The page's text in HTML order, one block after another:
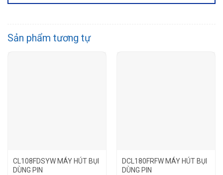
Sản phẩm tương tự
CL108FDSYW MÁY HÚT BỤI
DÙNG PIN
DCL180FRFW MÁY HÚT BỤI
DÙNG PIN